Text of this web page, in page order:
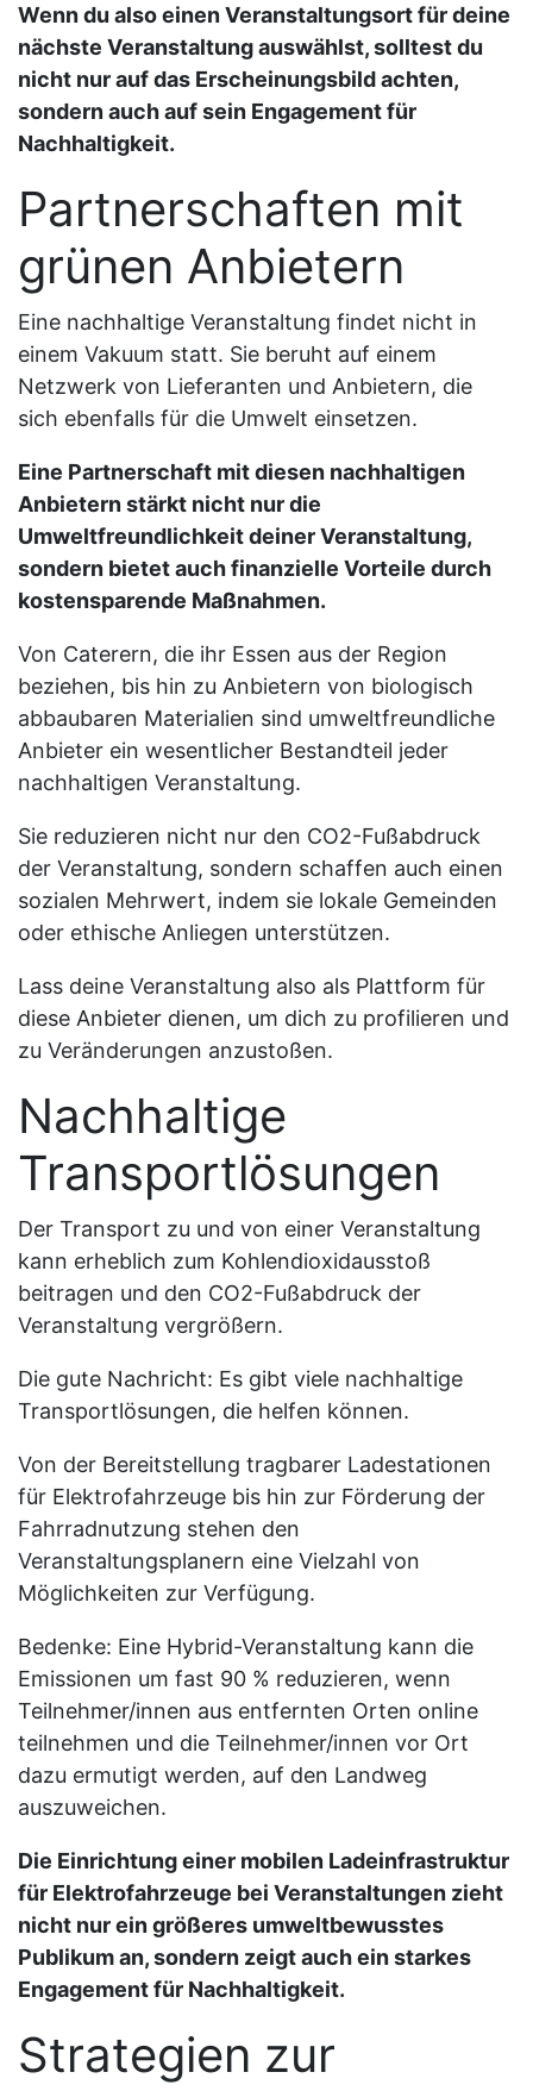
Wenn du also einen Veranstaltungsort für deine
nächste Veranstaltung auswählst, solltest du
nicht nur auf das Erscheinungsbild achten,
sondern auch auf sein Engagement für
Nachhaltigkeit.
Partnerschaften mit
grünen Anbietern
Eine nachhaltige Veranstaltung findet nicht in
einem Vakuum statt. Sie beruht auf einem
Netzwerk von Lieferanten und Anbietern, die
sich ebenfalls für die Umwelt einsetzen.
Eine Partnerschaft mit diesen nachhaltigen
Anbietern stärkt nicht nur die
Umweltfreundlichkeit deiner Veranstaltung,
sondern bietet auch finanzielle Vorteile durch
kostensparende Maßnahmen.
Von Caterern, die ihr Essen aus der Region
beziehen, bis hin zu Anbietern von biologisch
abbaubaren Materialien sind umweltfreundliche
Anbieter ein wesentlicher Bestandteil jeder
nachhaltigen Veranstaltung.
Sie reduzieren nicht nur den CO2-Fußabdruck
der Veranstaltung, sondern schaffen auch einen
sozialen Mehrwert, indem sie lokale Gemeinden
oder ethische Anliegen unterstützen.
Lass deine Veranstaltung also als Plattform für
diese Anbieter dienen, um dich zu profilieren und
zu Veränderungen anzustoßen.
Nachhaltige
Transportlösungen
Der Transport zu und von einer Veranstaltung
kann erheblich zum Kohlendioxidausstoß
beitragen und den CO2-Fußabdruck der
Veranstaltung vergrößern.
Die gute Nachricht: Es gibt viele nachhaltige
Transportlösungen, die helfen können.
Von der Bereitstellung tragbarer Ladestationen
für Elektrofahrzeuge bis hin zur Förderung der
Fahrradnutzung stehen den
Veranstaltungsplanern eine Vielzahl von
Möglichkeiten zur Verfügung.
Bedenke: Eine Hybrid-Veranstaltung kann die
Emissionen um fast 90 % reduzieren, wenn
Teilnehmer/innen aus entfernten Orten online
teilnehmen und die Teilnehmer/innen vor Ort
dazu ermutigt werden, auf den Landweg
auszuweichen.
Die Einrichtung einer mobilen Ladeinfrastruktur
für Elektrofahrzeuge bei Veranstaltungen zieht
nicht nur ein größeres umweltbewusstes
Publikum an, sondern zeigt auch ein starkes
Engagement für Nachhaltigkeit.
Strategien zur